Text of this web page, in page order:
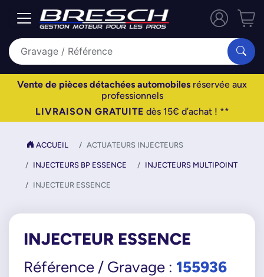
Vente de pièces détachées automobiles réservée aux
professionnels
LIVRAISON GRATUITE dès 15€ d’achat ! **
ACCUEIL ACTUATEURS INJECTEURS
INJECTEURS BP ESSENCE INJECTEURS MULTIPOINT
INJECTEUR ESSENCE
INJECTEUR ESSENCE
Référence / Gravage : 155936